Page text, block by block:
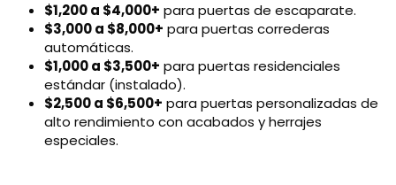
$1,200 a $4,000+ para puertas de escaparate.
$3,000 a $8,000+ para puertas correderas
automáticas.
$1,000 a $3,500+ para puertas residenciales
estándar (instalado).
$2,500 a $6,500+ para puertas personalizadas de
alto rendimiento con acabados y herrajes
especiales.